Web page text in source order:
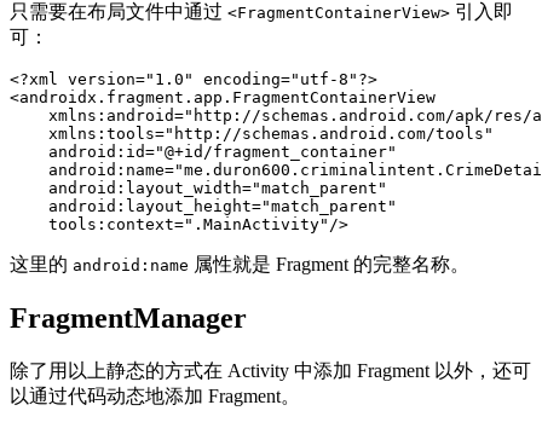
只需要在布局文件中通过 <FragmentContainerView> 引入即
可：
<?xml version="1.0" encoding="utf-8"?>
<androidx.fragment.app.FragmentContainerView
xmlns:android="http://schemas.android.com/apk/res/
xmlns:tools="http://schemas.android.com/tools"
android:id="@+id/fragment_container"
android:name=
android:layout_width="match_parent"
android:layout_height="match_parent"
tools:context=".MainActivity" />
这里的 android:name 属性就是 Fragment 的完整名称。
FragmentManager
除了用以上静态的方式在 Activity 中添加 Fragment 以外，还可
以通过代码动态地添加 Fragment。